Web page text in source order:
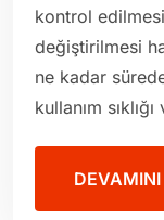
kontrol
değiştirilmesi
ne kadar
kullanım
DEVAMINI